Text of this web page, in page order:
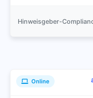
Online